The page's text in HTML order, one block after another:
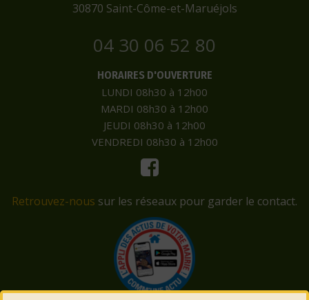
​30870 Saint-Côme-et-Maruéjols
04 30 06 52 80
HORAIRES D'OUVERTURE
LUNDI 08h30 à 12h00
MARDI 08h30 à 12h00
JEUDI 08h30 à 12h00
VENDREDI 08h30 à 12h00
Retrouvez-nous sur les réseaux pour garder le contact.